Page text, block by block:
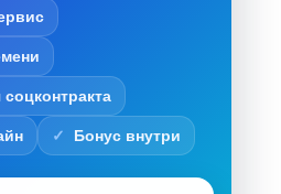
Бонус внутри